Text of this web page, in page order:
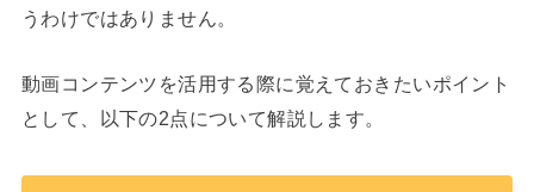
うわけではありません。
動画コンテンツを活用する際に覚えておきたいポイント
として、以下の2点について解説します。